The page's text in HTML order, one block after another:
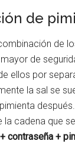
de
de
de
ellos por
la sal se
la cadena que
contraseña +